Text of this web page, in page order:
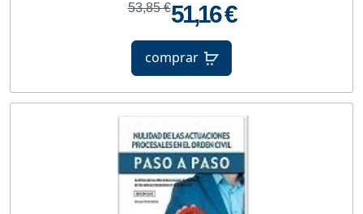
53,85 €51,16 €
comprar